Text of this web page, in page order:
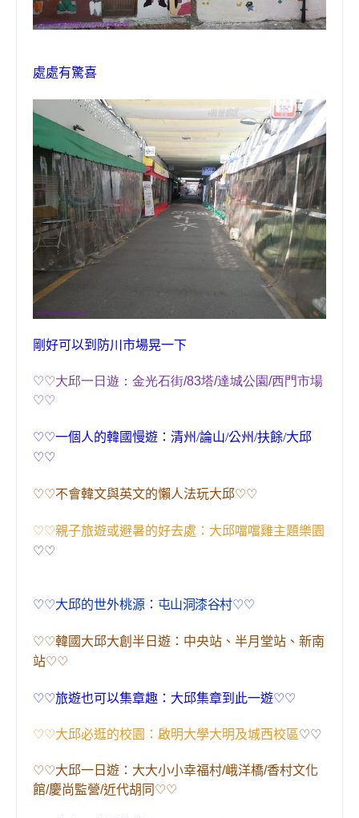
處處有驚喜
剛好可以到防川市場晃一下
♡♡大邱一日遊： 金光石街/83塔/達城公園/西門市場
♡♡
♡♡一個人的韓國慢遊：清州/論山/公州/扶餘/大邱
♡♡
♡♡不會韓文與英文的懶人法玩大邱♡♡
♡♡親子旅遊或避暑的好去處：大邱噹噹雞主題樂園
♡♡
♡♡大邱的世外桃源： 屯山洞漆谷村♡♡
♡♡韓國大邱大創半日遊：中央站、半月堂站、新南
站♡♡
♡♡旅遊也可以集章趣：大邱集章到此一遊♡♡
♡♡大邱必逛的校園：啟明大學大明及城西校區♡♡
♡♡大邱一日遊：大大小小幸福村/峨洋橋/香村文化
館/慶尚監營/近代胡同 ♡♡